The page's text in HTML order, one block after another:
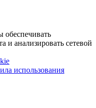
и анализировать сетевой
использования